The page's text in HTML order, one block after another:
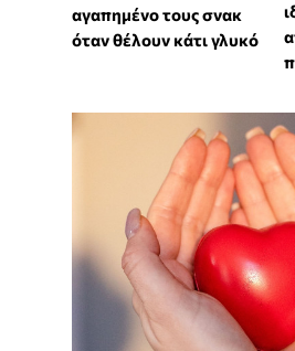
αγαπημένο τους σνακ
όταν θέλουν κάτι γλυκό